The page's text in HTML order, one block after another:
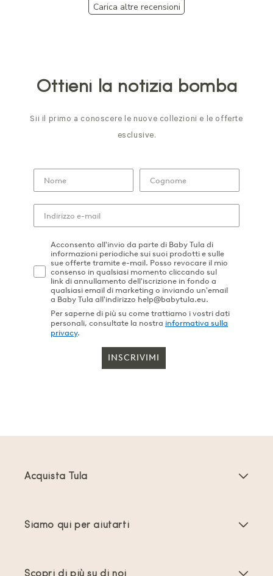
Carica altre recensioni
Ottieni la notizia bomba
Sii il primo a conoscere le nuove collezioni e le offerte
esclusive.
Acconsento all'invio da parte di Baby Tula di
informazioni periodiche sui suoi prodotti e sulle
sue offerte tramite e-mail. Posso revocare il mio
consenso in qualsiasi momento cliccando sul
link di annullamento dell'iscrizione in fondo a
qualsiasi email di marketing o inviando un'email
a Baby Tula all'indirizzo help@babytula.eu.
Per saperne di più su come trattiamo i vostri dati
personali, consultate la nostra informativa sulla
privacy.
INSCRIVIMI
Acquista Tula
Siamo qui per aiutarti